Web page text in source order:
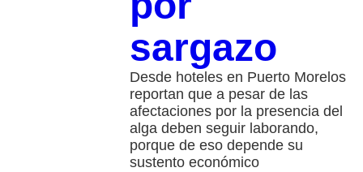
sargazo
Desde hoteles en Puerto Morelos
reportan que a pesar de las
afectaciones por la presencia del
alga deben seguir laborando,
porque de eso depende su
sustento económico